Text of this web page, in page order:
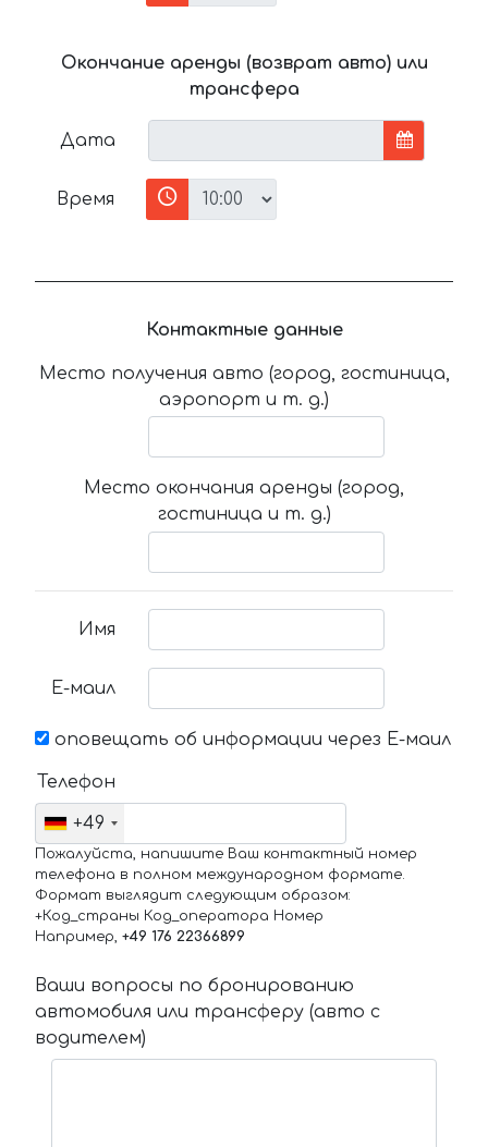
Окончание аренды (возврат авто) или
трансфера
Дата
Время
Контактные данные
Место получения авто (город, гостиница,
аэропорт и т. д.)
Место окончания аренды (город,
гостиница и т. д.)
Имя
Е-маил
оповещать об информации через Е-маил
Телефон
+49
Пожалуйста, напишите Ваш контактный номер
телефона в полном международном формате.
Формат выглядит следующим образом:
+Код_страны Код_оператора Номер
Например, +49 176 22366899
Ваши вопросы по бронированию
автомобиля или трансферу (авто с
водителем)